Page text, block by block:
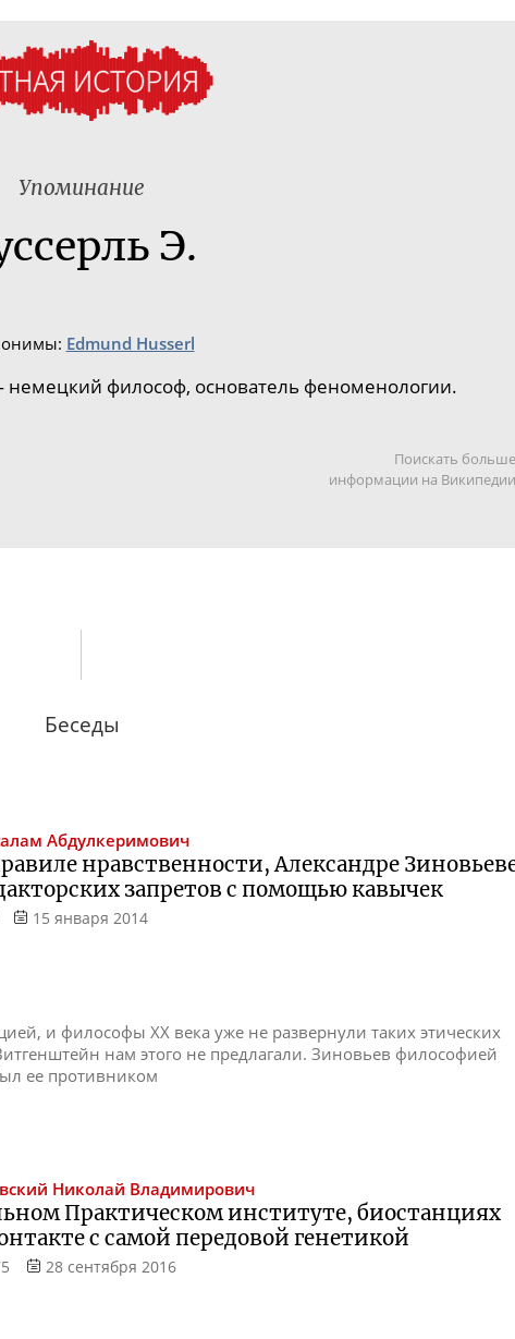
Упоминание
Э.
Edmund Husserl
философ, основатель феноменологии.
Поискать больше
информации на Википедии
Беседы
Абдулкеримович
нравственности, Александре
запретов с помощью кавычек
15 января 2014
и философы XX века уже не развернули таких этических
нам этого не предлагали. Зиновьев философией
ее противником
Николай Владимирович
Практическом институте, биостанциях
с самой передовой генетикой
28 сентября 2016